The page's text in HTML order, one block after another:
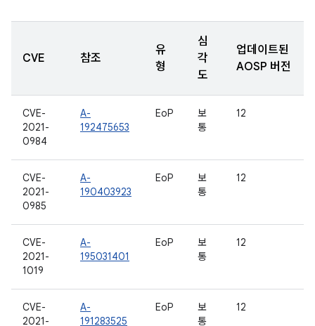
CVE 참조
유
형
심
각
도
업데이트된
AOSP 버전
CVE-
2021-
0984
A-
192475653
EoP
보
통
12
CVE-
2021-
0985
A-
190403923
EoP
보
통
12
CVE-
2021-
1019
A-
195031401
EoP
보
통
12
CVE-
2021-
A-
191283525
EoP
보
통
12